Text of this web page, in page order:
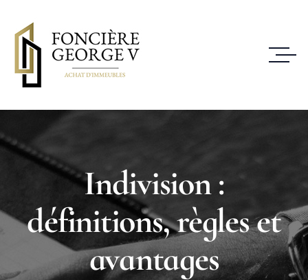
Indivision :
définitions, règles et
avantages